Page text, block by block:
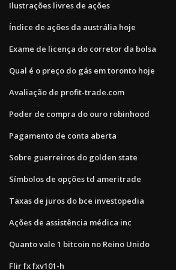
Ilustrações livres de ações
Índice de ações da austrália hoje
Exame de licença do corretor da bolsa
Qual é o preço do gás em toronto hoje
Avaliação de profit-trade.com
Poder de compra do ouro robinhood
Pagamento de conta aberta
Sobre guerreiros do golden state
Símbolos de opções td ameritrade
Taxas de juros do bce investopedia
Ações de assistência médica inc
Quanto vale 1 bitcoin no Reino Unido
Flir fx fxv101-h